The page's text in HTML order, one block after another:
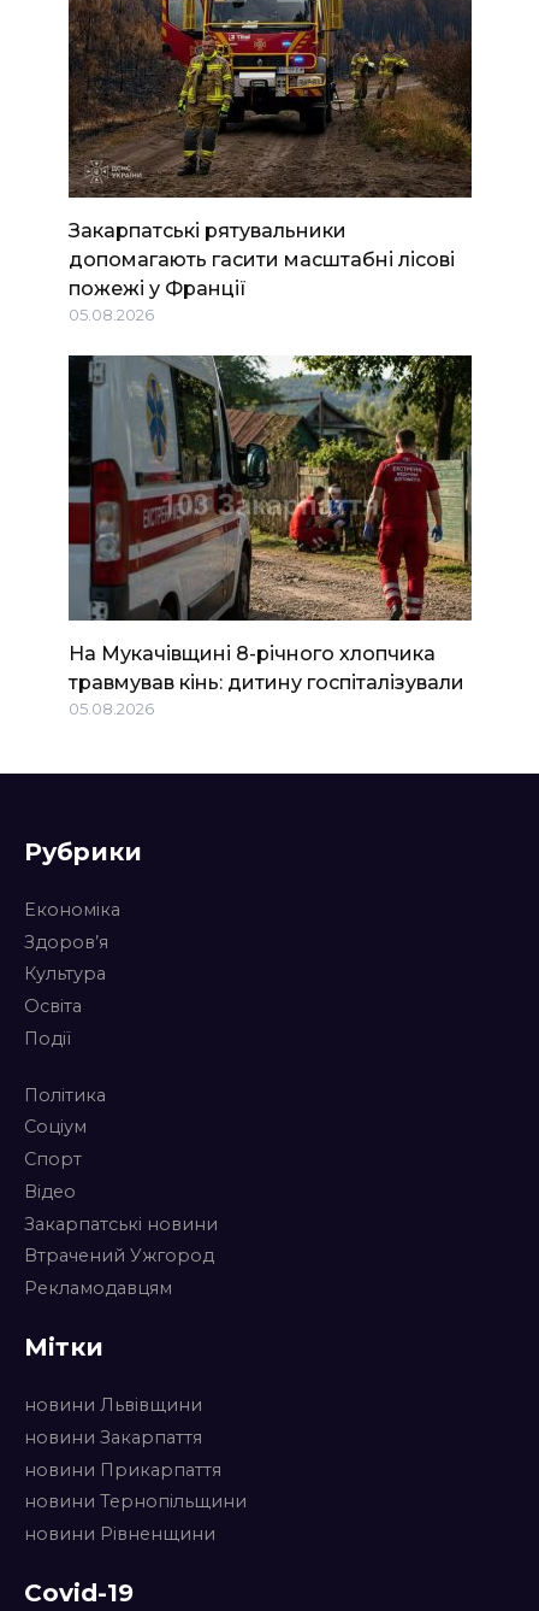
Закарпатські рятувальники
допомагають гасити масштабні лісові
пожежі у Франції
05.08.2026
На Мукачівщині 8-річного хлопчика
травмував кінь: дитину госпіталізували
05.08.2026
Рубрики
Економіка
Здоров’я
Культура
Освіта
Події
Політика
Соціум
Спорт
Відео
Закарпатські новини
Втрачений Ужгород
Рекламодавцям
Мітки
новини Львівщини
новини Закарпаття
новини Прикарпаття
новини Тернопільщини
новини Рівненщини
Covid-19